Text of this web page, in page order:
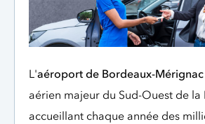
L'aéroport de Bordeaux-Mérignac
aérien majeur du Sud-Ouest de la
accueillant chaque année des